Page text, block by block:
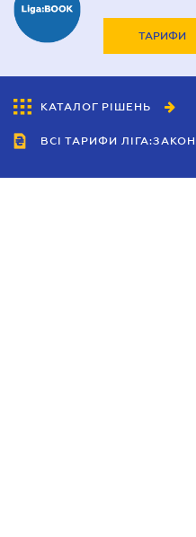
ТАРИФИ
КАТАЛОГ РІШЕНЬ
ВСІ ТАРИФИ ЛІГА:ЗАКОН